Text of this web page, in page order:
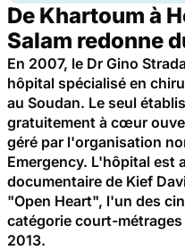
De Khartoum à
Salam redonne
En 2007, le Dr Gino
hôpital spécialisé en
au Soudan. Le seul
gratuitement à cœur
géré par l'organisation
Emergency. L'hôpital est
documentaire de Kief
"Open Heart", l'un des
catégorie court-
2013.